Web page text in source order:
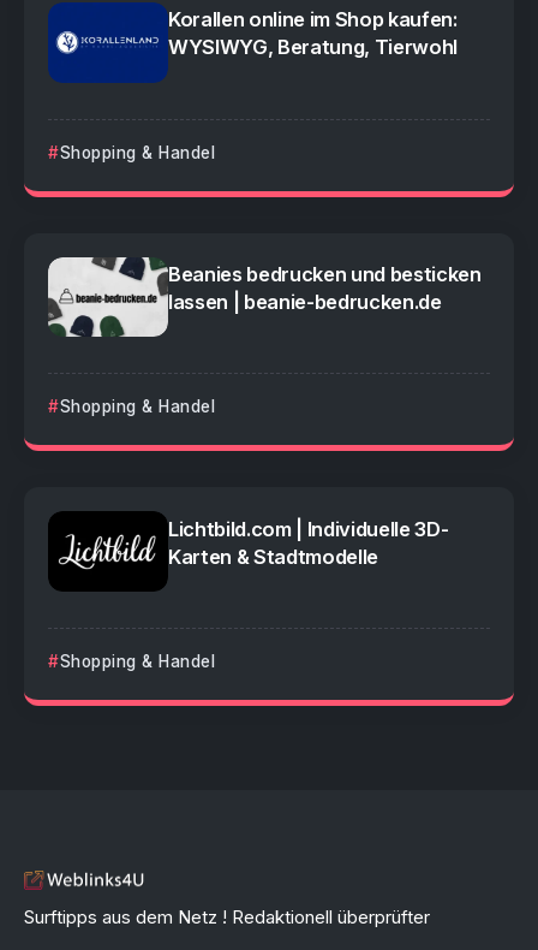
Korallen online im Shop kaufen:
WYSIWYG, Beratung, Tierwohl
Shopping & Handel
Beanies bedrucken und besticken
lassen | beanie-bedrucken.de
Shopping & Handel
Lichtbild.com | Individuelle 3D-
Karten & Stadtmodelle
Shopping & Handel
Surftipps aus dem Netz ! Redaktionell überprüfter